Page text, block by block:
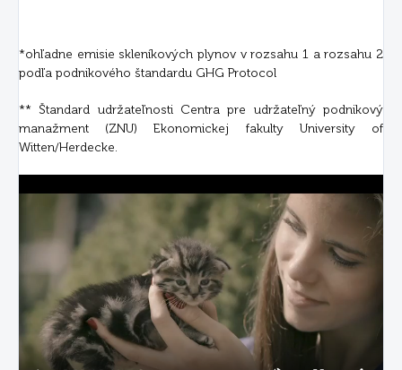
*ohľadne emisie skleníkových plynov v rozsahu 1 a rozsahu 2
podľa podnikového štandardu GHG Protocol
** Štandard udržateľnosti Centra pre udržateľný podnikový
manažment (ZNU) Ekonomickej fakulty University of
Witten/Herdecke.